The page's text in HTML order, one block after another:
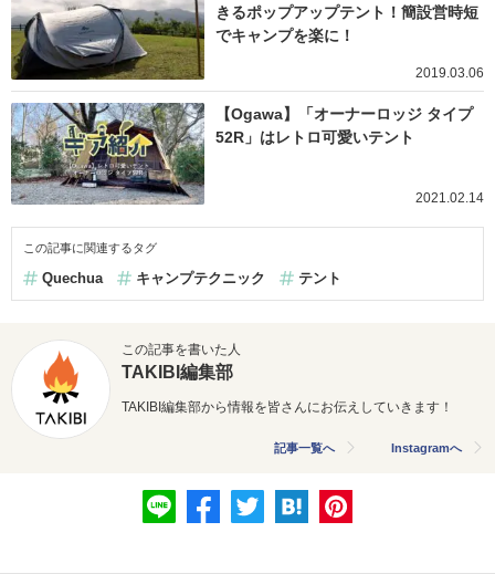
きるポップアップテント！簡設営時短
でキャンプを楽に！
2019.03.06
【Ogawa】「オーナーロッジ タイプ
52R」はレトロ可愛いテント
2021.02.14
この記事に関連するタグ
Quechua キャンプテクニック テント
この記事を書いた人
TAKIBI編集部
TAKIBI編集部から情報を皆さんにお伝えしていきます！
記事一覧へ Instagramへ